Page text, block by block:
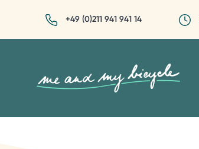
+49 (0)211 941 941 14